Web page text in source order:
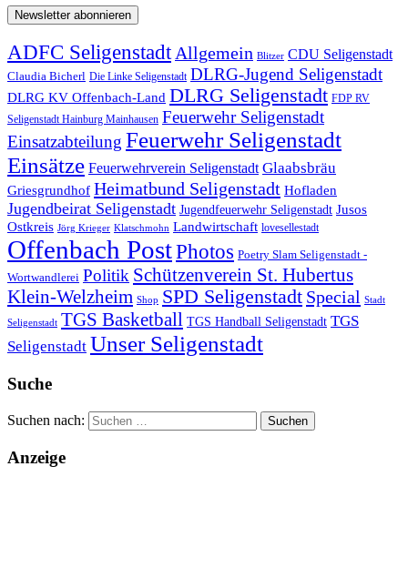
ADFC SeligenstadtAllgemein Blitzer CDU Seligenstadt
Claudia Bicherl Die Linke Seligenstadt DLRG-Jugend Seligenstadt
DLRG KV Offenbach-Land DLRG Seligenstadt FDP RV
Seligenstadt Hainburg Mainhausen Feuerwehr Seligenstadt
Einsatzabteilung Feuerwehr Seligenstadt
Einsätze Feuerwehrverein Seligenstadt Glaabsbräu
Griesgrundhof Heimatbund Seligenstadt Hofladen
Jugendbeirat Seligenstadt Jugendfeuerwehr Seligenstadt Jusos
Ostkreis Jörg Krieger Klatschmohn Landwirtschaft lovesellestadt
Offenbach PostPhotos Poetry Slam Seligenstadt -
Wortwandlerei Politik Schützenverein St. Hubertus
Klein-Welzheim Shop SPD Seligenstadt Special Stadt
Seligenstadt TGS Basketball TGS Handball Seligenstadt TGS
Seligenstadt Unser Seligenstadt
Suche
Suchen nach:
Anzeige